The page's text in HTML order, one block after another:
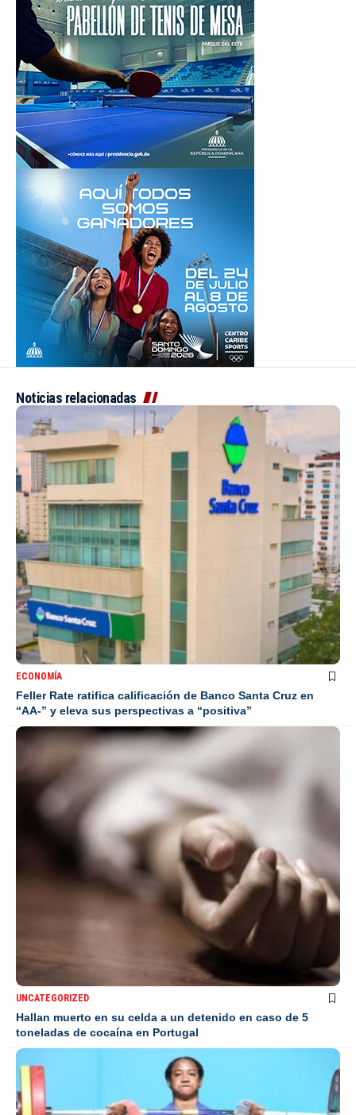
Noticias relacionadas
ECONOMÍA
Feller Rate ratifica calificación de Banco Santa Cruz en
“AA-” y eleva sus perspectivas a “positiva”
UNCATEGORIZED
Hallan muerto en su celda a un detenido en caso de 5
toneladas de cocaína en Portugal